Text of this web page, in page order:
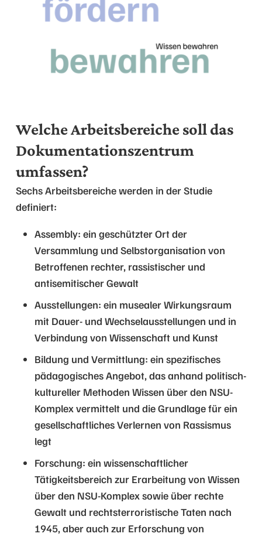
Welche Arbeitsbereiche soll das
Dokumentationszentrum
umfassen?
Sechs Arbeitsbereiche werden in der Studie
definiert:
Assembly: ein geschützter Ort der
Versammlung und Selbstorganisation von
Betroffenen rechter, rassistischer und
antisemitischer Gewalt
Ausstellungen: ein musealer Wirkungsraum
mit Dauer- und Wechselausstellungen und in
Verbindung von Wissenschaft und Kunst
Bildung und Vermittlung: ein spezifisches
pädagogisches Angebot, das anhand politisch-
kultureller Methoden Wissen über den NSU-
Komplex vermittelt und die Grundlage für ein
gesellschaftliches Verlernen von Rassismus
legt
Forschung: ein wissenschaftlicher
Tätigkeitsbereich zur Erarbeitung von Wissen
über den NSU-Komplex sowie über rechte
Gewalt und rechtsterroristische Taten nach
1945, aber auch zur Erforschung von